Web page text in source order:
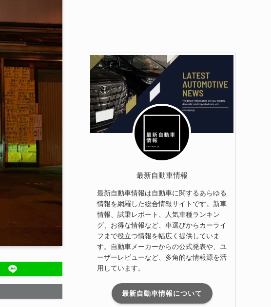
最新自動車情報
最新自動車情報は自動車に関するあらゆる
情報を網羅した総合情報サイトです。新車
情報、試乗レポート、人気車種ランキン
グ、お得な情報など、車選びからカーライ
フまで役立つ情報を幅広く提供していま
す。自動車メーカーからの公式発表や、ユ
ーザーレビューなど、多角的な情報源を活
用しています。
最新自動車情報について